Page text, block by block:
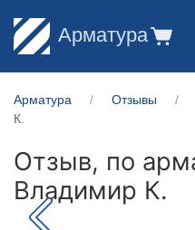
Арматура
Арматура Отзывы
К.
Отзыв, по
Владимир К.